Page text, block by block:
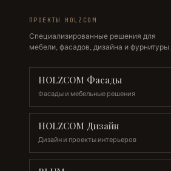
ПРОЕКТЫ HOLZCOM
Специализированные решения для
мебели, фасадов, дизайна и фурнитуры.
HOLZCOM Фасады
Фасады и мебельные решения
HOLZCOM Дизайн
Дизайн и проекты интерьеров